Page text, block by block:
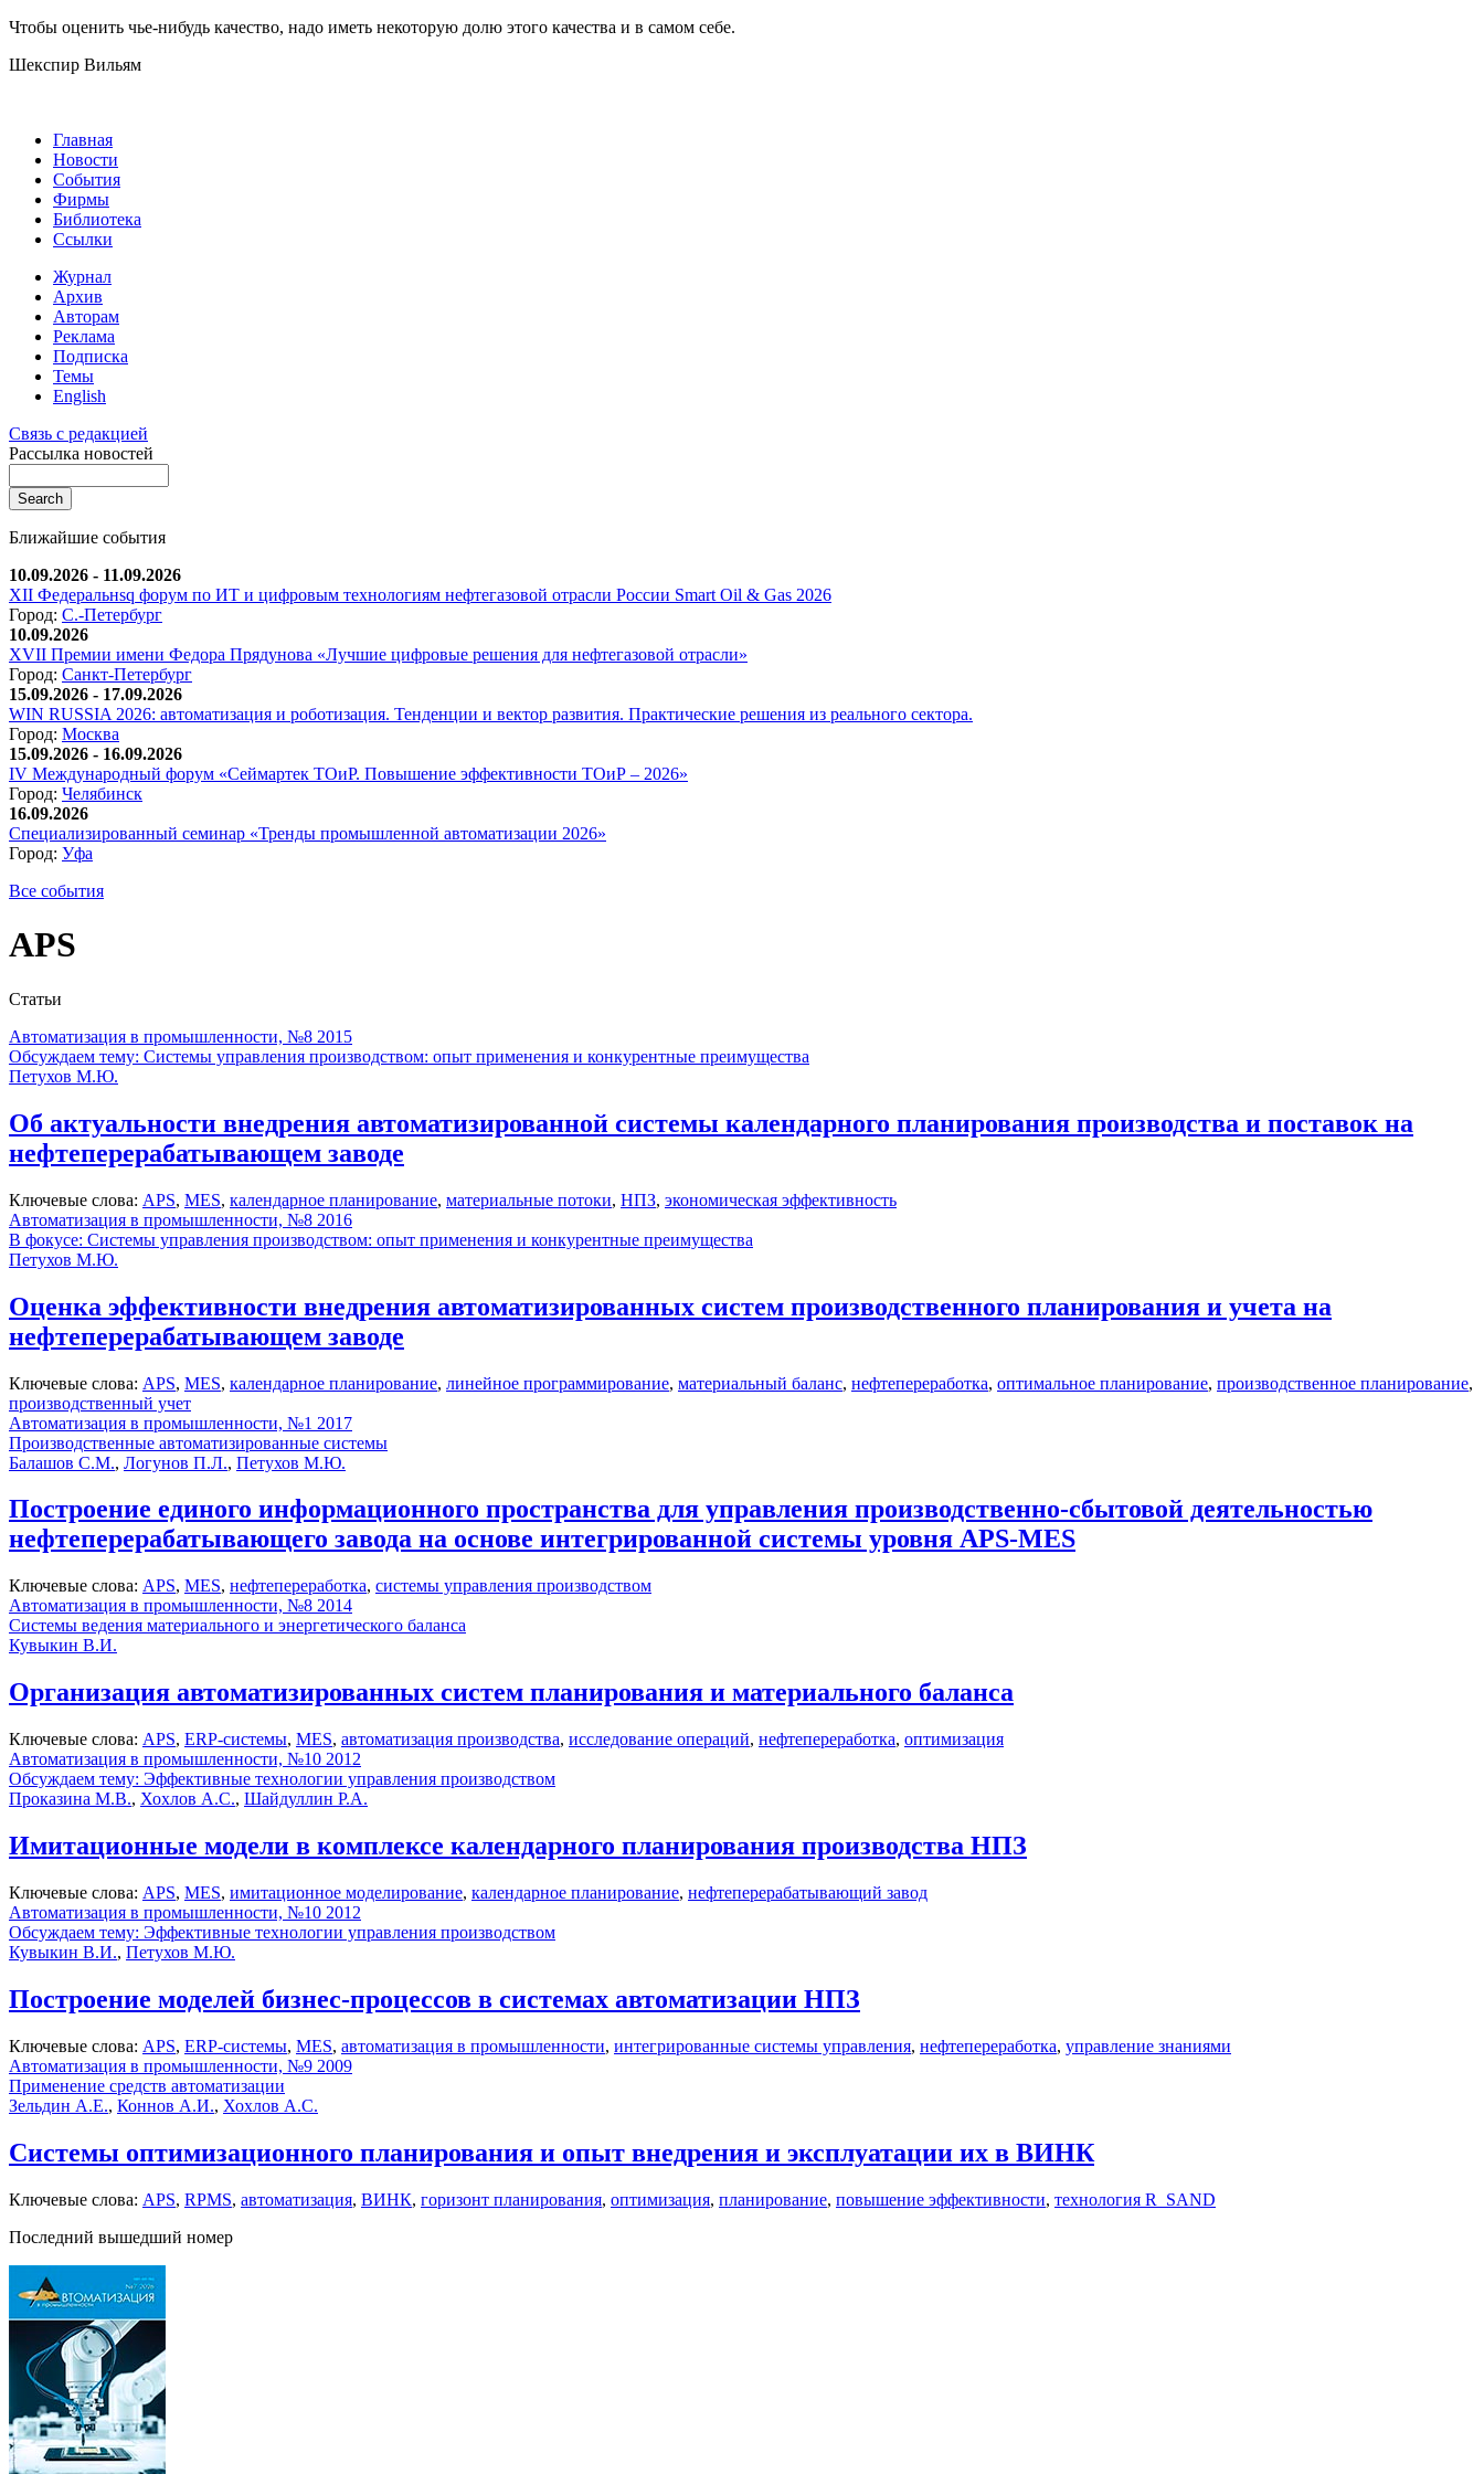
Чтобы оценить чье-нибудь качество, надо иметь некоторую долю этого качества и в самом себе.
Шекспир Вильям
Главная
Новости
События
Фирмы
Библиотека
Ссылки
Журнал
Архив
Авторам
Реклама
Подписка
Темы
English
Связь с редакцией
Рассылка новостей
Ближайшие события
10.09.2026 - 11.09.2026
XII Федеральнsq форум по ИТ и цифровым технологиям нефтегазовой отрасли России Smart Oil & Gas 2026
Город: С.-Петербург
10.09.2026
XVII Премии имени Федора Прядунова «Лучшие цифровые решения для нефтегазовой отрасли»
Город: Санкт-Петербург
15.09.2026 - 17.09.2026
WIN RUSSIA 2026: автоматизация и роботизация. Тенденции и вектор развития. Практические решения из реального сектора.
Город: Москва
15.09.2026 - 16.09.2026
IV Международный форум «Сеймартек ТОиР. Повышение эффективности ТОиР – 2026»
Город: Челябинск
16.09.2026
Специализированный семинар «Тренды промышленной автоматизации 2026»
Город: Уфа
Все события
APS
Статьи
Автоматизация в промышленности, №8 2015
Обсуждаем тему: Системы управления производством: опыт применения и конкурентные преимущества
Петухов М.Ю.
Об актуальности внедрения автоматизированной системы календарного планирования производства и поставок на
нефтеперерабатывающем заводе
Ключевые слова: APS, MES, календарное планирование, материальные потоки, НПЗ, экономическая эффективность
Автоматизация в промышленности, №8 2016
В фокусе: Системы управления производством: опыт применения и конкурентные преимущества
Петухов М.Ю.
Оценка эффективности внедрения автоматизированных систем производственного планирования и учета на
нефтеперерабатывающем заводе
Ключевые слова: APS, MES, календарное планирование, линейное программирование, материальный баланс, нефтепереработка, оптимальное планирование, производственное планирование,
производственный учет
Автоматизация в промышленности, №1 2017
Производственные автоматизированные системы
Балашов С.М., Логунов П.Л., Петухов М.Ю.
Построение единого информационного пространства для управления производственно-сбытовой деятельностью
нефтеперерабатывающего завода на основе интегрированной системы уровня APS-MES
Ключевые слова: APS, MES, нефтепереработка, системы управления производством
Автоматизация в промышленности, №8 2014
Системы ведения материального и энергетического баланса
Кувыкин В.И.
Организация автоматизированных систем планирования и материального баланса
Ключевые слова: APS, ERP-системы, MES, автоматизация производства, исследование операций, нефтепереработка, оптимизация
Автоматизация в промышленности, №10 2012
Обсуждаем тему: Эффективные технологии управления производством
Проказина М.В., Хохлов А.С., Шайдуллин Р.А.
Имитационные модели в комплексе календарного планирования производства НПЗ
Ключевые слова: APS, MES, имитационное моделирование, календарное планирование, нефтеперерабатывающий завод
Автоматизация в промышленности, №10 2012
Обсуждаем тему: Эффективные технологии управления производством
Кувыкин В.И., Петухов М.Ю.
Построение моделей бизнес-процессов в системах автоматизации НПЗ
Ключевые слова: APS, ERP-системы, MES, автоматизация в промышленности, интегрированные системы управления, нефтепереработка, управление знаниями
Автоматизация в промышленности, №9 2009
Применение средств автоматизации
Зельдин А.Е., Коннов А.И., Хохлов А.С.
Системы оптимизационного планирования и опыт внедрения и эксплуатации их в ВИНК
Ключевые слова: APS, RPMS, автоматизация, ВИНК, горизонт планирования, оптимизация, планирование, повышение эффективности, технология R_SAND
Последний вышедший номер